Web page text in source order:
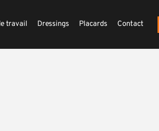
travail Dressings Placards Contact